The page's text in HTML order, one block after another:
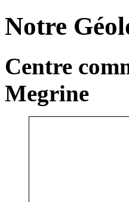
Notre
Centre
Megrine